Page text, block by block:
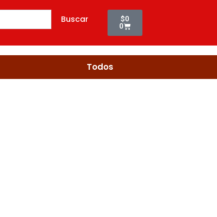
Buscar $0
0
Cart
Todos
X
6UND
cantidad